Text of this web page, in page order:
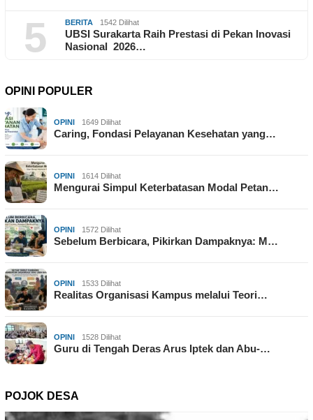
5 BERITA 1542 Dilihat
UBSI Surakarta Raih Prestasi di Pekan Inovasi
Nasional 2026…
OPINI POPULER
OPINI 1649 Dilihat
Caring, Fondasi Pelayanan Kesehatan yang…
OPINI 1614 Dilihat
Mengurai Simpul Keterbatasan Modal Petan…
OPINI 1572 Dilihat
Sebelum Berbicara, Pikirkan Dampaknya: M…
OPINI 1533 Dilihat
Realitas Organisasi Kampus melalui Teori…
OPINI 1528 Dilihat
Guru di Tengah Deras Arus Iptek dan Abu-…
POJOK DESA